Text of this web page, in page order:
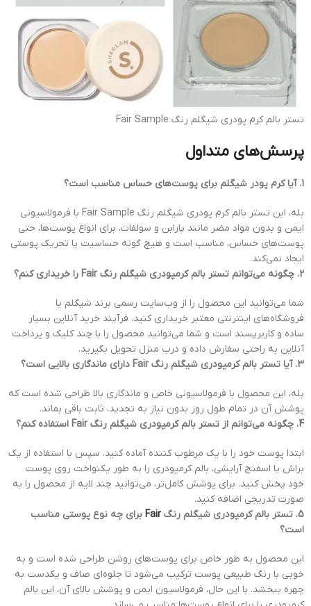
تستر بالم کرم پودری شیگلم رنگ Fair Sample
پرسش‌های متداول
1. آیا کرم پودر شیگلم برای پوست‌های حساس مناسب است؟
بله، این تستر بالم کرم پودری شیگلم رنگ Fair Sample با فرمولاسیونی
ایمن و بدون مواد مضر مانند پارابن و سولفات، برای انواع پوست‌ها، حتی
پوست‌های حساس، مناسب است و هیچ گونه حساسیت یا تحریک پوستی
ایجاد نمی‌کند.
2. چگونه می‌توانم تستر بالم کرمپودری شیگلم رنگ Fair را خریداری کنم؟
شما می‌توانید این محصول را از وب‌سایت رسمی برند شیگلم یا
فروشگاه‌های اینترنتی معتبر خریداری کنید. فرآیند خرید آنلاین بسیار
ساده و کاربرپسند است و شما می‌توانید محصول را با چند کلیک و پرداخت
آنلاین به راحتی سفارش داده و درب منزل تحویل بگیرید.
3. آیا تستر بالم کرمپودری شیگلم رنگ Fair دارای ماندگاری بالایی است؟
بله، این محصول با فرمولاسیونی خاص و ماندگاری بالا طراحی شده است که
پوشش آن در تمام طول روز بدون نیاز به تجدید، ثابت باقی بماند.
4. چگونه می‌توانم از تستر بالم کرمپودری شیگلم رنگ Fair استفاده کنم؟
ابتدا پوست خود را با یک مرطوب کننده آماده کنید. سپس با استفاده از یک
براش یا اسفنج آرایشی، بالم کرمپودری را به طور یکنواخت روی پوست
خود پخش کنید. برای پوشش کامل‌تر، می‌توانید چند لایه از محصول را به
صورت تدریجی اضافه کنید.
5. تستر بالم کرمپودری شیگلم رنگ
Fair برای چه نوع پوستی مناسب
است؟
این محصول به طور خاص برای پوست‌های روشن طراحی شده است و به
خوبی با رنگ طبیعی پوست ترکیب می‌شود تا جلوه‌ای صاف و یکدست به
چهره ببخشد. با این حال، فرمولاسیون ایمن و پوشش بالای آن، این بالم